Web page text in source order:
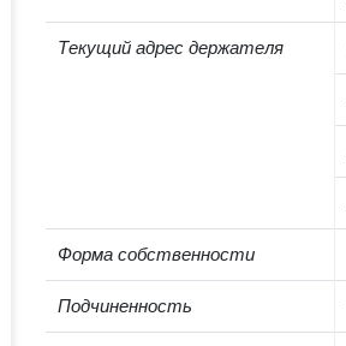
Текущий адрес держателя
Форма собственности
Подчиненность